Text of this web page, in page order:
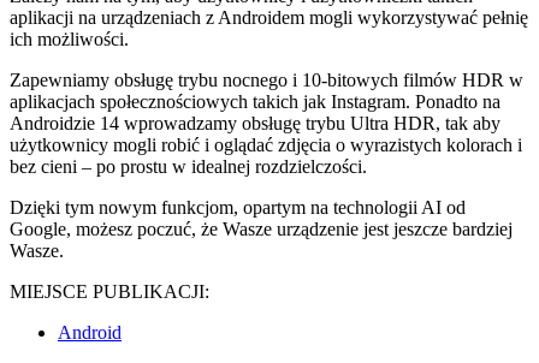
aplikacji na urządzeniach z Androidem mogli wykorzystywać pełnię
ich możliwości.
Zapewniamy obsługę trybu nocnego i 10-bitowych filmów HDR w
aplikacjach społecznościowych takich jak Instagram. Ponadto na
Androidzie 14 wprowadzamy obsługę trybu Ultra HDR, tak aby
użytkownicy mogli robić i oglądać zdjęcia o wyrazistych kolorach i
bez cieni – po prostu w idealnej rozdzielczości.
Dzięki tym nowym funkcjom, opartym na technologii AI od
Google, możesz poczuć, że Wasze urządzenie jest jeszcze bardziej
Wasze.
MIEJSCE PUBLIKACJI:
Android